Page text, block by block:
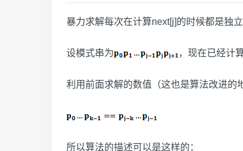
暴力求解每次在计算next[j]的时候都是独
设模式串为 ，现在已经计
利用前面求解的数值（这也是算法改进的
所以算法的描述可以是这样的：